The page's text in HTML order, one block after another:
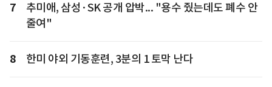
7
추미애, 삼성·SK 공개 압박... "용수 줬는데도 폐수 안
줄여"
8 한미 야외 기동훈련, 3분의 1 토막 난다